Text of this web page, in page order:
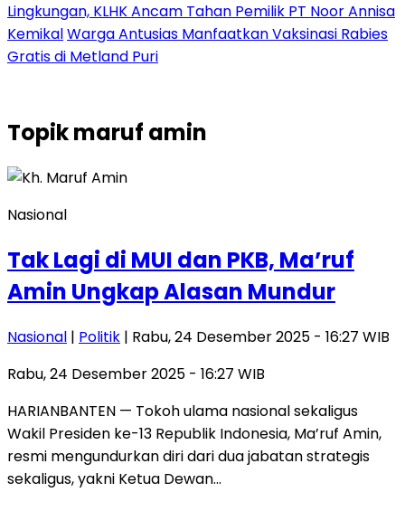
Lingkungan, KLHK Ancam Tahan Pemilik PT Noor Annisa
KemikalWarga Antusias Manfaatkan Vaksinasi Rabies
Gratis di Metland Puri
Topikmaruf amin
Nasional
Tak Lagi di MUI dan PKB, Ma’ruf
Amin Ungkap Alasan Mundur
Nasional | Politik | Rabu, 24 Desember 2025 - 16:27 WIB
Rabu, 24 Desember 2025 - 16:27 WIB
HARIANBANTEN — Tokoh ulama nasional sekaligus
Wakil Presiden ke-13 Republik Indonesia, Ma’ruf Amin,
resmi mengundurkan diri dari dua jabatan strategis
sekaligus, yakni Ketua Dewan…